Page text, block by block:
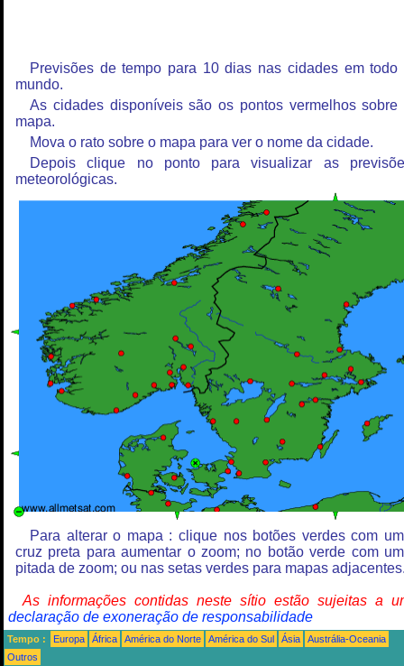
Previsões de tempo para 10 dias nas cidades em todo
mundo.
As cidades disponíveis são os pontos vermelhos sobre
mapa.
Mova o rato sobre o mapa para ver o nome da cidade.
Depois clique no ponto para visualizar as
meteorológicas.
Para alterar o mapa : clique nos botões verdes com
cruz preta para aumentar o zoom; no botão verde com
pitada de zoom; ou nas setas verdes para mapas
As informações contidas neste sítio estão sujeitas a
declaração de exoneração de responsabilidade
Tempo : Europa África América do Norte América do Sul Ásia
Austrália-Oceania
Outros